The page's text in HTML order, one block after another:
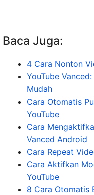
Baca Juga:
4 Cara Nonton
YouTube
Mudah
Cara Otomatis
YouTube
Cara
Vanced Android
Cara Repeat
Cara Aktifkan
YouTube
8 Cara Otomatis